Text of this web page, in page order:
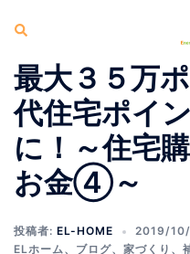
検
索
最大３５万
代住宅ポイ
に！～住宅
お金④～
投稿者: EL-HOME
2019/
ELホーム、 ブログ、 家づくり 、